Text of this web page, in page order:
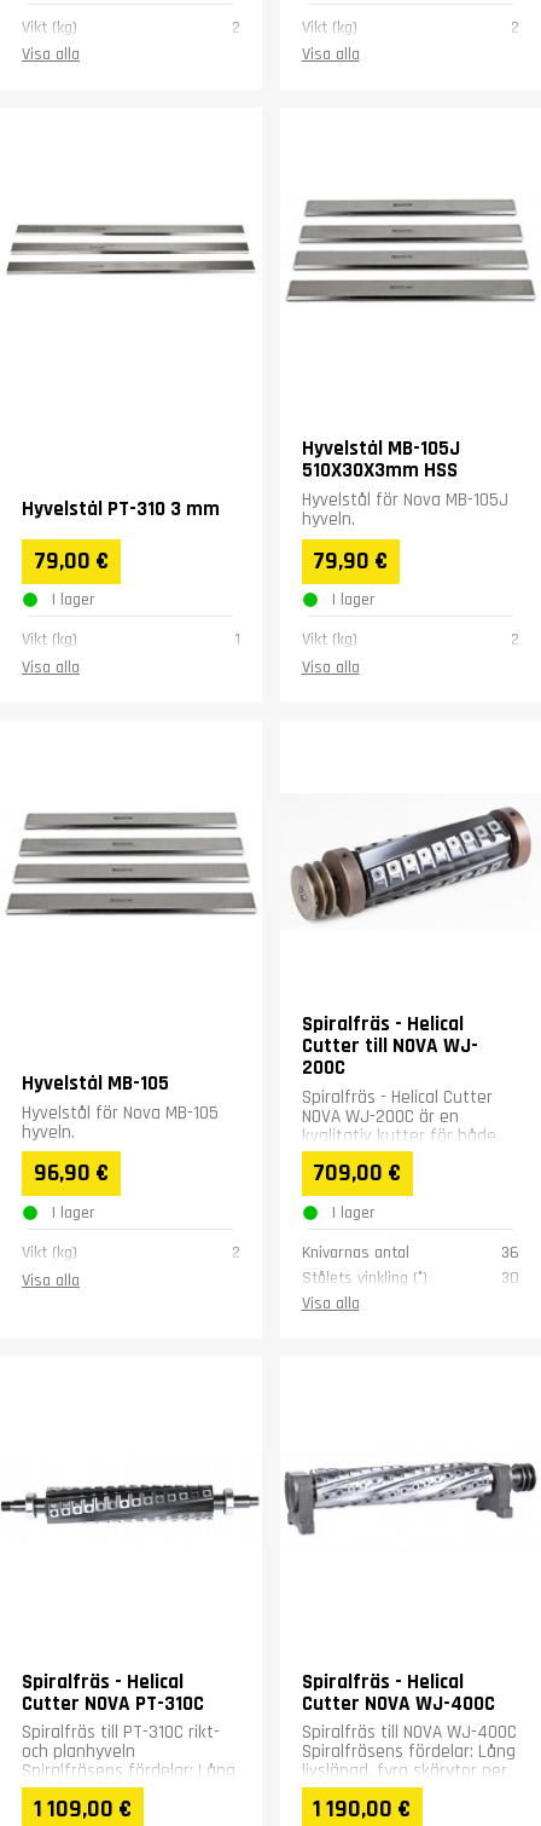
Vikt (kg)
2
Visa alla
Vikt (kg)
2
Visa alla
Hyvelstål PT-310 3 mm
79,00 €
I lager
Vikt (kg)
1
Visa alla
Hyvelstål MB-105J
510X30X3mm HSS
Hyvelstål för Nova MB-105J
hyveln.
79,90 €
I lager
Vikt (kg)
2
Visa alla
Hyvelstål MB-105
Hyvelstål för Nova MB-105
hyveln.
96,90 €
I lager
Vikt (kg)
2
Visa alla
Spiralfräs - Helical
Cutter till NOVA WJ-
200C
Spiralfräs - Helical Cutter
NOVA WJ-200C är en
kvalitativ kutter för både
krävande amatörer och
professionella snickare....
709,00 €
I lager
Knivarnas antal
36
Stålets vinkling (°)
30
Stålets storlek (mm)
Visa alla
Spiralfräs - Helical
Cutter NOVA PT-310C
Spiralfräs till PT-310C rikt-
och planhyveln
Spiralfräsens fördelar: Lång
livslängd, fyra skärytor per
stål. Stålen är...
1 109,00 €
Spiralfräs - Helical
Cutter NOVA WJ-400C
Spiralfräs till NOVA WJ-400C
Spiralfräsens fördelar: Lång
livslängd, fyra skärytor per
stål. Stålen är svängbara.
Bättre...
1 190,00 €